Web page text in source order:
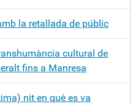
la retallada de públic
cultural de
fins a Manresa
nit en què es va